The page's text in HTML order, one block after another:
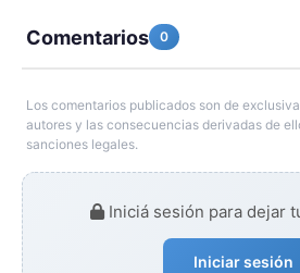
Comentarios 0
Los comentarios publicados son de
autores y las consecuencias derivadas de
sanciones legales.
Iniciá sesión para dejar
Iniciar sesión